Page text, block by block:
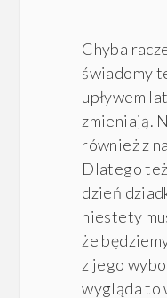
Chyba
świadomy
upływem
zmieniają.
również z
Dlatego
dzień
niestety
że
z jego
wygląda to